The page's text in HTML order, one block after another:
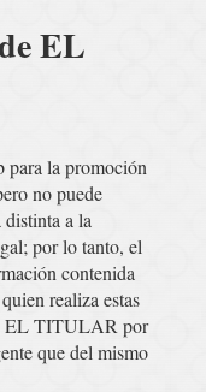
EL
la promoción
no puede
a la
por lo tanto, el
contenida
realiza estas
EL TITULAR por
que del mismo